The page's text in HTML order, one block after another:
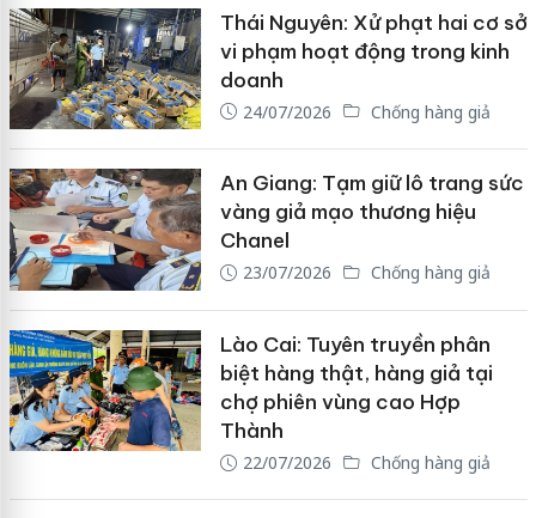
Thái Nguyên: Xử phạt hai cơ sở
vi phạm hoạt động trong kinh
doanh
24/07/2026 Chống hàng giả
An Giang: Tạm giữ lô trang sức
vàng giả mạo thương hiệu
Chanel
23/07/2026 Chống hàng giả
Lào Cai: Tuyên truyền phân
biệt hàng thật, hàng giả tại
chợ phiên vùng cao Hợp
Thành
22/07/2026 Chống hàng giả